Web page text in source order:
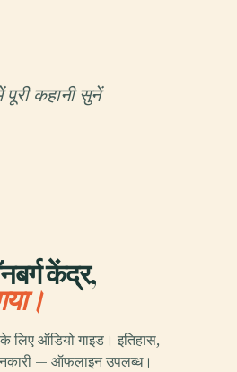
पूरी कहानी सुनें
केंद्र,
लिए ऑडियो गाइड। इतिहास,
— ऑफलाइन उपलब्ध।